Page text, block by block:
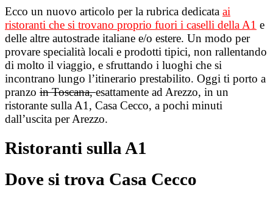
Ecco un nuovo articolo per la rubrica dedicata ai
ristoranti che si trovano proprio fuori i caselli della A1 e
delle altre autostrade italiane e/o estere. Un modo per
provare specialità locali e prodotti tipici, non rallentando
di molto il viaggio, e sfruttando i luoghi che si
incontrano lungo l’itinerario prestabilito. Oggi ti porto a
pranzo in Toscana,esattamente ad Arezzo, in un
ristorante sulla A1, Casa Cecco, a pochi minuti
dall’uscita per Arezzo.
Ristoranti sulla A1
Dove si trova Casa Cecco